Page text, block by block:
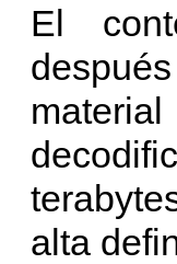
El
alta